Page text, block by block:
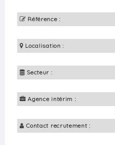
Référence :
Localisation :
Secteur :
Agence intérim :
Contact recrutement :